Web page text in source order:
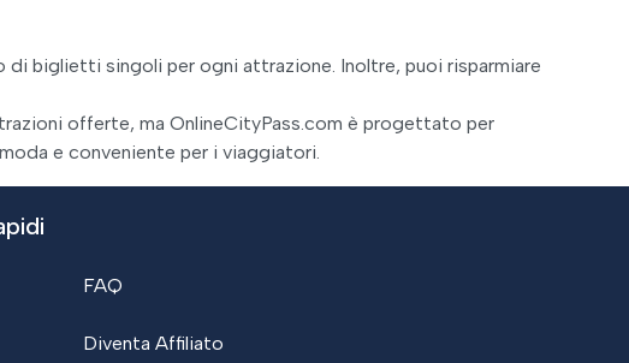
biglietti singoli per ogni attrazione. Inoltre, puoi risparmiare
offerte, ma OnlineCityPass.com è progettato per
e conveniente per i viaggiatori.
FAQ
Diventa Affiliato